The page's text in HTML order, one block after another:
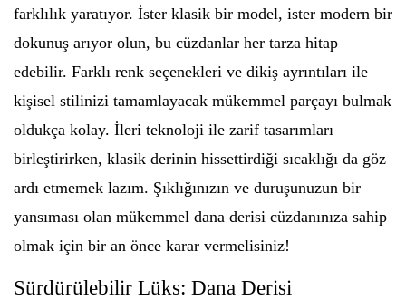
farklılık yaratıyor. İster klasik bir model, ister modern bir
dokunuş arıyor olun, bu cüzdanlar her tarza hitap
edebilir. Farklı renk seçenekleri ve dikiş ayrıntıları ile
kişisel stilinizi tamamlayacak mükemmel parçayı bulmak
oldukça kolay. İleri teknoloji ile zarif tasarımları
birleştirirken, klasik derinin hissettirdiği sıcaklığı da göz
ardı etmemek lazım. Şıklığınızın ve duruşunuzun bir
yansıması olan mükemmel dana derisi cüzdanınıza sahip
olmak için bir an önce karar vermelisiniz!
Sürdürülebilir Lüks: Dana Derisi